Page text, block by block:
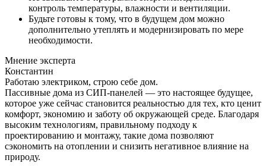
контроль температуры, влажности и вентиляции.
Будьте готовы к тому, что в будущем дом можно
дополнительно утеплять и модернизировать по мере
необходимости.
Мнение эксперта
Константин
Работаю электриком, строю себе дом.
Пассивные дома из СИП-панелей — это настоящее будущее,
которое уже сейчас становится реальностью для тех, кто ценит
комфорт, экономию и заботу об окружающей среде. Благодаря
высоким технологиям, правильному подходу к
проектированию и монтажу, такие дома позволяют
сэкономить на отоплении и снизить негативное влияние на
природу.